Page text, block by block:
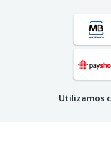
Utilizamos